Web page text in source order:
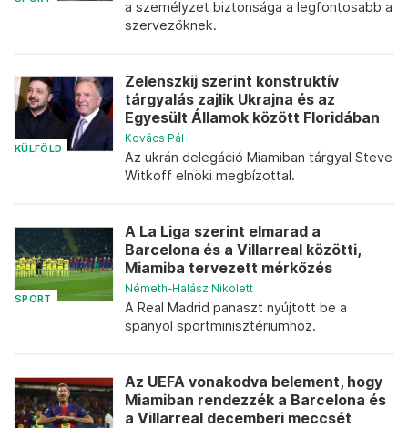
a személyzet biztonsága a legfontosabb a
szervezőknek.
KÜLFÖLD
Zelenszkij szerint konstruktív
tárgyalás zajlik Ukrajna és az
Egyesült Államok között Floridában
Kovács Pál
Az ukrán delegáció Miamiban tárgyal Steve
Witkoff elnöki megbízottal.
SPORT
A La Liga szerint elmarad a
Barcelona és a Villarreal közötti,
Miamiba tervezett mérkőzés
Németh-Halász Nikolett
A Real Madrid panaszt nyújtott be a
spanyol sportminisztériumhoz.
Az UEFA vonakodva belement, hogy
Miamiban rendezzék a Barcelona és
a Villarreal decemberi meccsét